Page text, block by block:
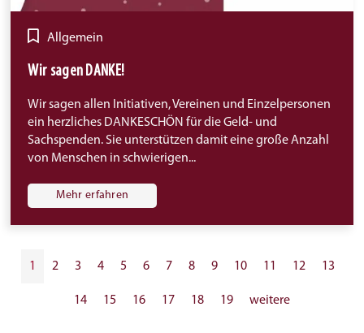
Allgemein
Wir sagen DANKE!
Wir sagen allen Initiativen, Vereinen und Einzelpersonen
ein herzliches DANKESCHÖN für die Geld- und
Sachspenden. Sie unterstützen damit eine große Anzahl
von Menschen in schwierigen...
Mehr erfahren
1 2 3 4 5 6 7 8 9 10 11 12 13
14 15 16 17 18 19 weitere